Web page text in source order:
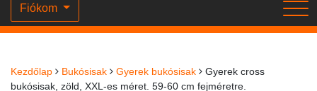
Fiókom
Kezdőlap Bukósisak Gyerek bukósisak
Gyerek cross
bukósisak, zöld, XXL-es méret. 59-60 cm fejméretre.